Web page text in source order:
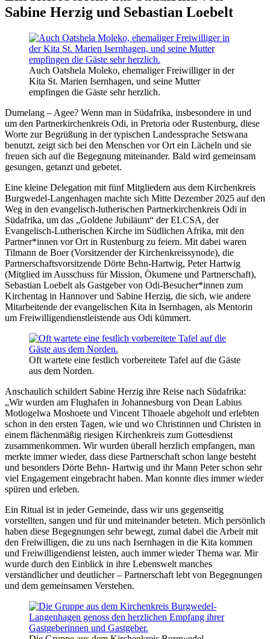
Sabine Herzig und Sebastian Loebelt
Auch Oatshela Moleko, ehemaliger Freiwilliger in der
Kita St. Marien Isernhagen, und seine Mutter
empfingen die Gäste sehr herzlich.
Dumelang – Agee? Wenn man in Südafrika, insbesondere in und
um den Partnerkirchenkreis Odi, in Pretoria oder Rustenburg, diese
Worte zur Begrüßung in der typischen Landessprache Setswana
benutzt, zeigt sich bei den Menschen vor Ort ein Lächeln und sie
freuen sich auf die Begegnung miteinander. Bald wird gemeinsam
gesungen, getanzt und gebetet.
Eine kleine Delegation mit fünf Mitgliedern aus dem Kirchenkreis
Burgwedel-Langenhagen machte sich Mitte Dezember 2025 auf den
Weg in den evangelisch-lutherischen Partnerkirchenkreis Odi in
Südafrika, um das „Goldene Jubiläum“ der ELCSA, der
Evangelisch-Lutherischen Kirche im Südlichen Afrika, mit den
Partner*innen vor Ort in Rustenburg zu feiern. Mit dabei waren
Tilmann de Boer (Vorsitzender der Kirchenkreissynode), die
Partnerschaftsvorsitzende Dörte Behn-Hartwig, Peter Hartwig
(Mitglied im Ausschuss für Mission, Ökumene und Partnerschaft),
Sebastian Loebelt als Gastgeber von Odi-Besucher*innen zum
Kirchentag in Hannover und Sabine Herzig, die sich, wie andere
Mitarbeitende der evangelischen Kita in Isernhagen, als Mentorin
um Freiwilligendienstleistende aus Odi kümmert.
Oft wartete eine festlich vorbereitete Tafel auf die Gäste
aus dem Norden.
Anschaulich schildert Sabine Herzig ihre Reise nach Südafrika:
„Wir wurden am Flughafen in Johannesburg von Dean Labius
Motlogelwa Moshoete und Vincent Tlhoaele abgeholt und erlebten
schon in den ersten Tagen, wie und wo Christinnen und Christen in
einem flächenmäßig riesigen Kirchenkreis zum Gottesdienst
zusammenkommen. Wir wurden überall herzlich empfangen, man
merkte immer wieder, dass diese Partnerschaft schon lange besteht
und besonders Dörte Behn- Hartwig und ihr Mann Peter schon sehr
viel Engagement eingebracht haben. Man konnte dies immer wieder
spüren und erleben.
Ein Ritual ist in jeder Gemeinde, dass wir uns gegenseitig
vorstellten, sangen und für und miteinander beteten. Mich persönlich
haben diese Begegnungen sehr bewegt, zumal dabei die Arbeit mit
den Freiwilligen, die zu uns nach Isernhagen in die Kita kommen
und Freiwilligendienst leisten, auch immer wieder Thema war. Mir
wurde durch den Einblick in ihre Lebenswelt manches
verständlicher und deutlicher – Partnerschaft lebt von Begegnungen
und dem gemeinsamen Verstehen.